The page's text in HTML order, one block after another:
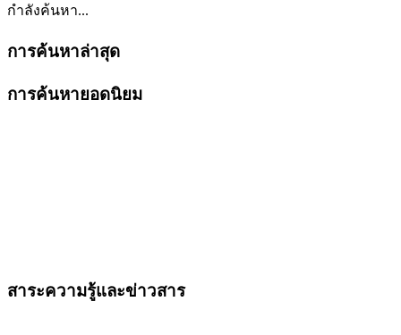
กำลังค้นหา...
การค้นหาล่าสุด
การค้นหายอดนิยม
สาระความรู้และข่าวสาร